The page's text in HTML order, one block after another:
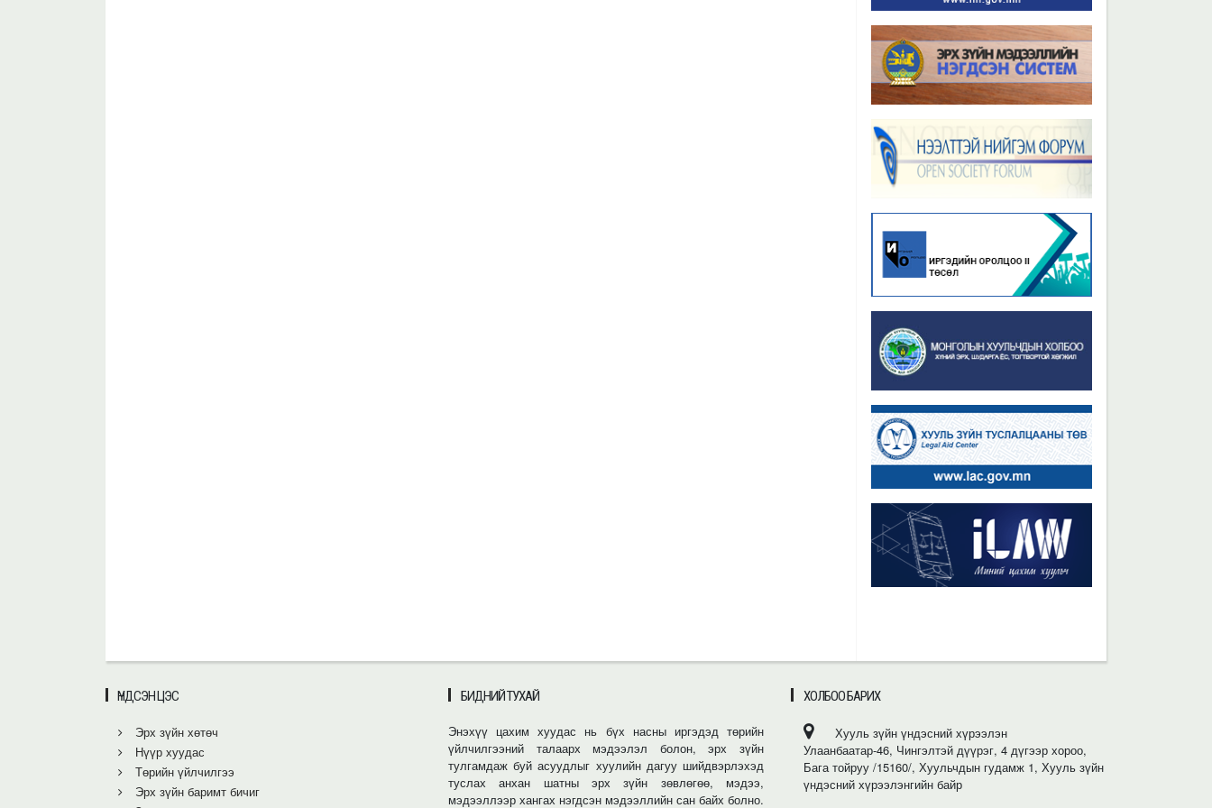
Бүх мэдээ
ҮНДСЭН ЦЭС
Эрх зүйн хөтөч
Нүүр хуудас
Төрийн үйлчилгээ
Эрх зүйн баримт бичиг
БИДНИЙ ТУХАЙ
Энэхүү цахим хуудас нь бүх насны иргэдэд төрийн
үйлчилгээний талаарх мэдээлэл болон, эрх зүйн
тулгамдаж буй асуудлыг хуулийн дагуу шийдвэрлэхэд
туслах анхан шатны эрх зүйн зөвлөгөө, мэдээ,
мэдээллээр хангах нэгдсэн мэдээллийн сан байх болно.
ХОЛБОО БАРИХ
Хууль зүйн үндэсний хүрээлэн
Улаанбаатар-46, Чингэлтэй дүүрэг, 4 дүгээр хороо,
Бага тойруу /15160/, Хуульчдын гудамж 1, Хууль зүйн
үндэсний хүрээлэнгийн байр